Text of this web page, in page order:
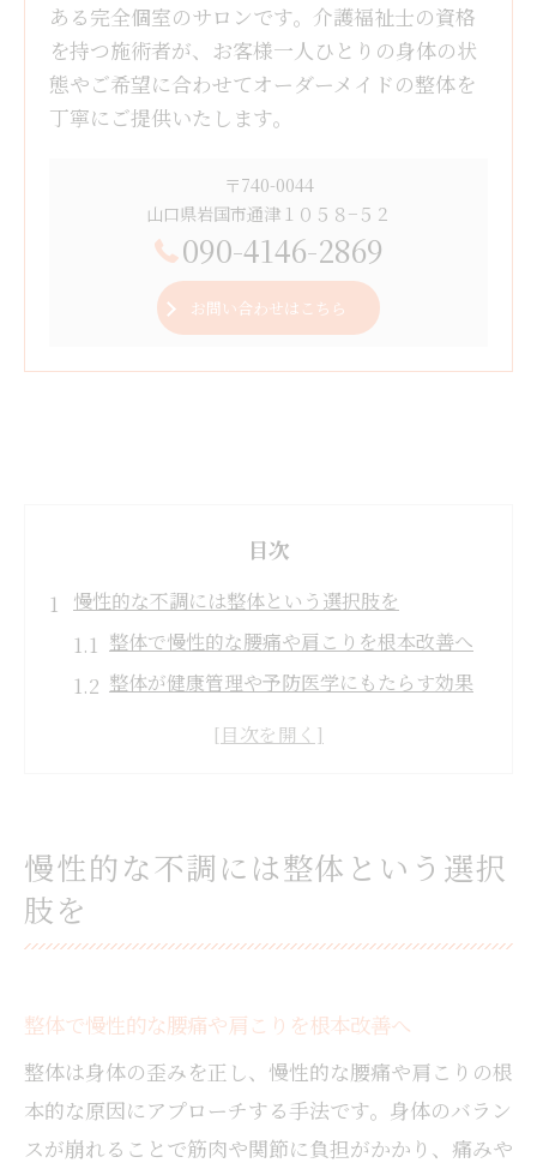
ある完全個室のサロンです。介護福祉士の資格
を持つ施術者が、お客様一人ひとりの身体の状
態やご希望に合わせてオーダーメイドの整体を
丁寧にご提供いたします。
〒740-0044
山口県岩国市通津１０５８−５２
090-4146-2869
お問い合わせはこちら
目次
慢性的な不調には整体という選択肢を
整体で慢性的な腰痛や肩こりを根本改善へ
整体が健康管理や予防医学にもたらす効果
最適な理由
感
整体施術前のカウンセリングで不安を解消
する方法
女性施術者在籍の整体院で安心して受ける
コツ
慢性的な不調には整体という選択
肢を
整体で慢性的な腰痛や肩こりを根本改善へ
整体は身体の歪みを正し、慢性的な腰痛や肩こりの根
本的な原因にアプローチする手法です。身体のバラン
スが崩れることで筋肉や関節に負担がかかり、痛みや